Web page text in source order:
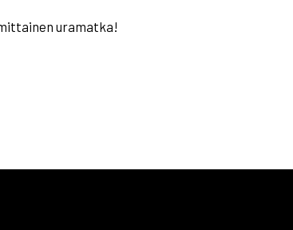
uramatka!